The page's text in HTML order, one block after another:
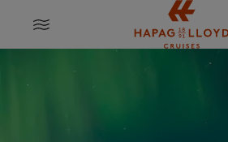
Springe zum Hauptinhalt
MENU